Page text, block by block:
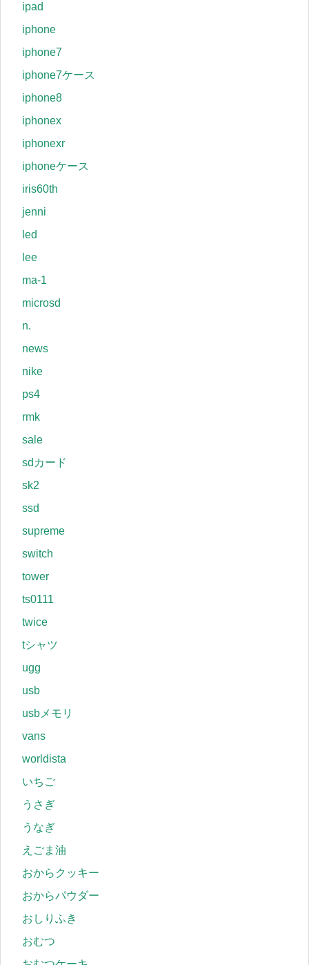
ipad
iphone
iphone7
iphone7ケース
iphone8
iphonex
iphonexr
iphoneケース
iris60th
jenni
led
lee
ma-1
microsd
n.
news
nike
ps4
rmk
sale
sdカード
sk2
ssd
supreme
switch
tower
ts0111
twice
tシャツ
ugg
usb
usbメモリ
vans
worldista
いちご
うさぎ
うなぎ
えごま油
おからクッキー
おからパウダー
おしりふき
おむつ